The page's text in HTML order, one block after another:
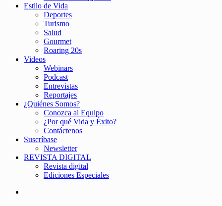
Estilo de Vida
Deportes
Turismo
Salud
Gourmet
Roaring 20s
Videos
Webinars
Podcast
Entrevistas
Reportajes
¿Quiénes Somos?
Conozca al Equipo
¿Por qué Vida y Éxito?
Contáctenos
Suscríbase
Newsletter
REVISTA DIGITAL
Revista digital
Ediciones Especiales